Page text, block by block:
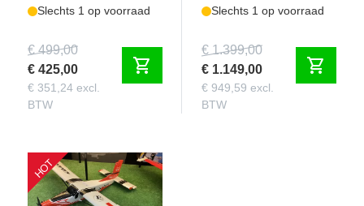
Slechts 1 op voorraad
€ 499,00
€ 425,00
€ 351,24 excl.
BTW
shopping_cart
Rood/Wit
Slechts 1 op voorraad
€ 1.399,00
€ 1.149,00
€ 949,59 excl.
BTW
shopping_cart
HOT